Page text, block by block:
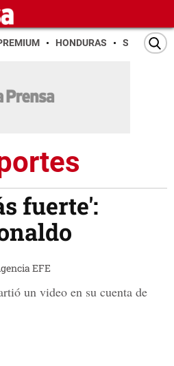
HONDURAS SAN PEDRO
fuerte':
EFE
un video en su cuenta de